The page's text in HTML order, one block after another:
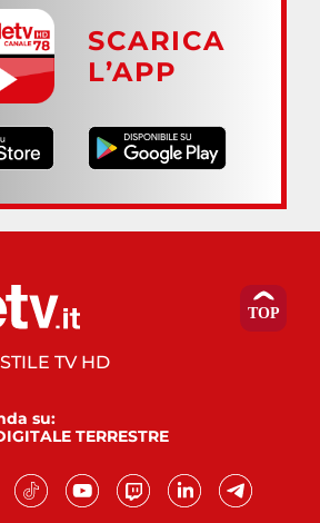
SCARICA
L’APP
TV HD
su:
TERRESTRE